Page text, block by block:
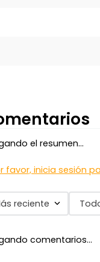
el resumen…
favor, inicia sesión
reciente
comentarios…